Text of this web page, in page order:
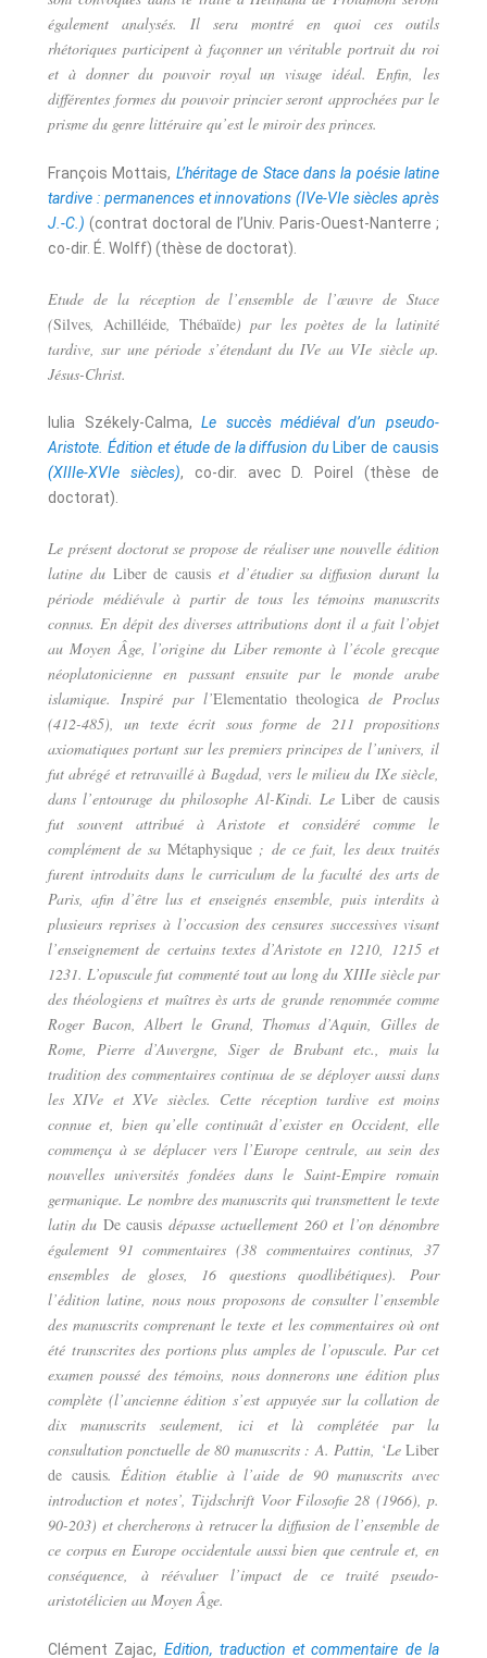
également analysés. Il sera montré en quoi ces outils
rhétoriques participent à façonner un véritable portrait du roi
et à donner du pouvoir royal un visage idéal. Enfin, les
différentes formes du pouvoir princier seront approchées par le
prisme du genre littéraire qu’est le miroir des princes.
François Mottais, L’héritage de Stace dans la poésie latine
tardive : permanences et innovations (IVe-VIe siècles après
J.-C.) (contrat doctoral de l’Univ. Paris-Ouest-Nanterre ;
co-dir. É. Wolff) (thèse de doctorat).
Etude de la réception de l’ensemble de l’œuvre de Stace
(Silves Achilléide ,Thébaïde) par les poètes de la latinité
tardive, sur une période s’étendant du IVe au VIe siècle ap.
Jésus-Christ.
Iulia Székely-Calma,Le succès médiéval d’un pseudo-
Aristote. Édition et étude de la diffusion du Liber de causis
(XIIIe-XVIe siècles), co-dir. avec D. Poirel (thèse de
doctorat).
Le présent doctorat se propose de réaliser une nouvelle édition
latine du Liber de causis et d’étudier sa diffusion durant la
période médiévale à partir de tous les témoins manuscrits
connus. En dépit des diverses attributions dont il a fait l’objet
au Moyen Âge, l’origine du Liber remonte à l’école grecque
néoplatonicienne en passant ensuite par le monde arabe
islamique. Inspiré par l’Elementatio theologica de Proclus
(412-485), un texte écrit sous forme de 211 propositions
axiomatiques portant sur les premiers principes de l’univers, il
fut abrégé et retravaillé à Bagdad, vers le milieu du IXe siècle,
dans l’entourage du philosophe Al-Kindi. LeLiber de causis
fut souvent attribué à Aristote et considéré comme le
complément de saMétaphysique ; de ce fait, les deux traités
furent introduits dans le curriculum de la faculté des arts de
Paris, afin d’être lus et enseignés ensemble, puis interdits à
plusieurs reprises à l’occasion des censures successives visant
l’enseignement de certains textes d’Aristote en 1210, 1215 et
1231. L’opuscule fut commenté tout au long du XIIIe siècle par
des théologiens et maîtres ès arts de grande renommée comme
Roger Bacon, Albert le Grand, Thomas d’Aquin, Gilles de
Rome, Pierre d’Auvergne, Siger de Brabant etc., mais la
tradition des commentaires continua de se déployer aussi dans
les XIVe et XVe siècles. Cette réception tardive est moins
connue et, bien qu’elle continuât d’exister en Occident, elle
commença à se déplacer vers l’Europe centrale, au sein des
nouvelles universités fondées dans le Saint-Empire romain
germanique. Le nombre des manuscrits qui transmettent le texte
latin du De causis dépasse actuellement 260 et l’on dénombre
également 91 commentaires (38 commentaires continus, 37
ensembles de gloses, 16 questions quodlibétiques). Pour
l’édition latine, nous nous proposons de consulter l’ensemble
des manuscrits comprenant le texte et les commentaires où ont
été transcrites des portions plus amples de l’opuscule. Par cet
examen poussé des témoins, nous donnerons une édition plus
complète (l’ancienne édition s’est appuyée sur la collation de
dix manuscrits seulement, ici et là complétée par la
consultation ponctuelle de 80 manuscrits : A. Pattin, ‘Le Liber
de causis. Édition établie à l’aide de 90 manuscrits avec
introduction et notes’, Tijdschrift Voor Filosofie 28 (1966), p.
90-203) et chercherons à retracer la diffusion de l’ensemble de
ce corpus en Europe occidentale aussi bien que centrale et, en
conséquence, à réévaluer l’impact de ce traité pseudo-
aristotélicien au Moyen Âge.
Clément Zajac, Edition, traduction et commentaire de la